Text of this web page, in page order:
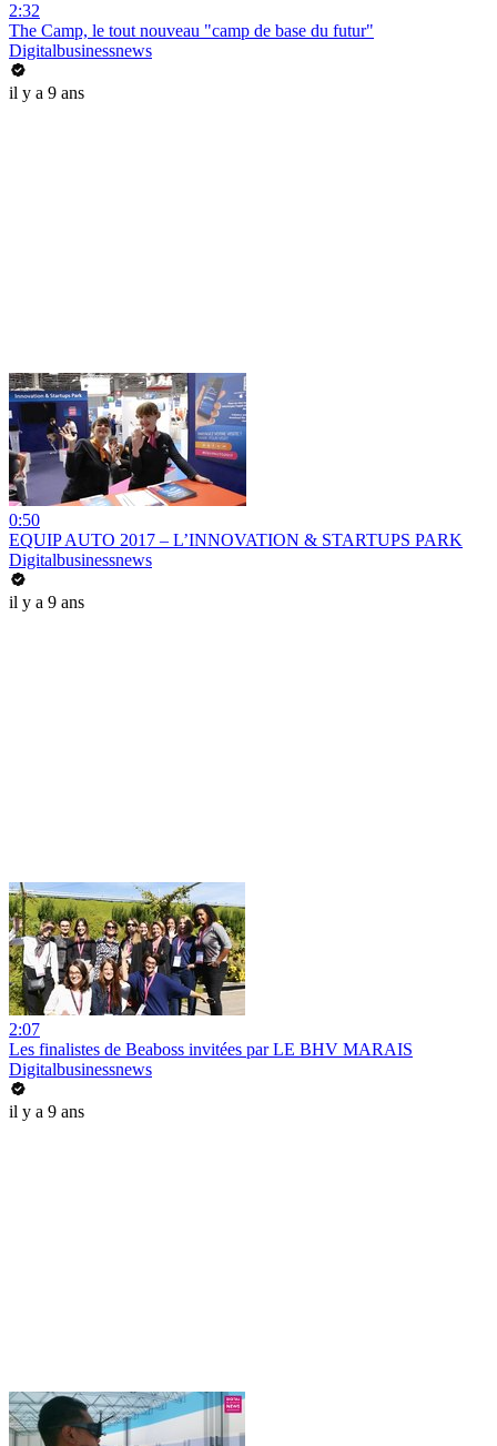
2:32
The Camp, le tout nouveau "camp de base du futur"
Digitalbusinessnews
il y a 9 ans
0:50
EQUIP AUTO 2017 – L’INNOVATION & STARTUPS PARK
Digitalbusinessnews
il y a 9 ans
2:07
Les finalistes de Beaboss invitées par LE BHV MARAIS
Digitalbusinessnews
il y a 9 ans